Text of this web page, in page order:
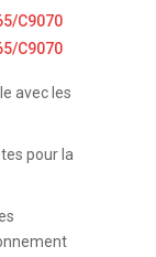
avec les
pour la